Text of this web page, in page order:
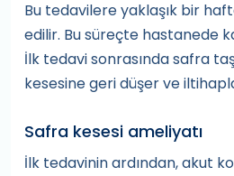
Bu tedavilere yaklaşık bir
edilir. Bu süreçte hastanede
İlk tedavi sonrasında safra
kesesine geri düşer ve
Safra kesesi ameliyatı
İlk tedavinin ardından, akut